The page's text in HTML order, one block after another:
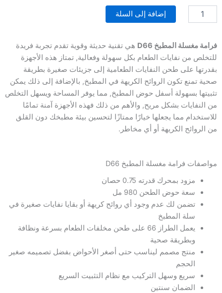
التخلص
نفايات
موديل
D66
إضافة إلى السلة
فرامة مغسلة المطبخ D66
هي تقنية حديثة وقوية تقدم تجربة فريدة
للتخلص من نفايات الطعام بكل سهولة وفعالية, تمتاز هذه الأجهزة
بقدرتها على طحن النفايات الطعامية إلى جزيئات صغيرة بطريقة
صحية تمنع تكون الروائح الكريهة في المطبخ, بالإضافة إلى ذلك يمكن
تثبيتها بسهولة أسفل حوض المطبخ, مما يوفر المساحة ويسهل التخلص
من النفايات بشكل مريح, والأهم من ذلك فهذه الأجهزة آمنة تمامًا
للاستخدام مما يجعلها خيارًا ممتازًا لتحسين بيئة مطبخك دون القلق
من الروائح الكريهة أو أي مخاطر.
مواصفات فرامة مغسلة المطبخ D66
مزود بمحرك قدرته 0.75 حصان
سعة حوض الطحن 980 مل
تضمن لك عدم وجود أي روائح كريهة أو بقايا نفايات صغيرة في
سلة المطبخ
يعمل الطراز 66 على طحن مخلفات الطعام بسرعة ونظافة
وبطريقة صحية
منتج مصمم ليناسب حتى أصغر الأحواض بفضل تصميمه صغير
الحجم
سريع وسهل التركيب مع نظام التثبيت السريع
الضمان سنتين